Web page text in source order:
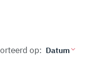
op: